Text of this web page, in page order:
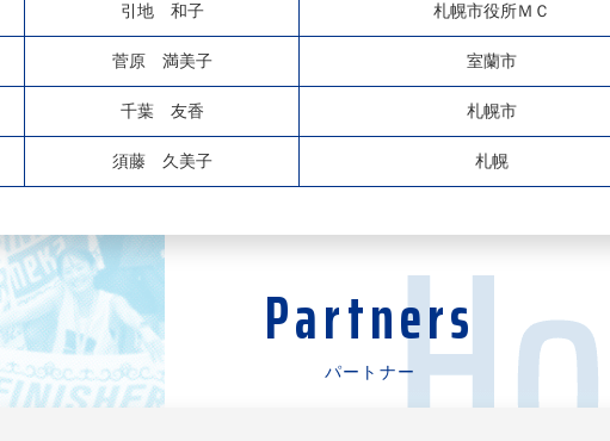
引地 和子 札幌市役所ＭＣ
菅原 満美子 室蘭市
千葉 友香 札幌市
須藤 久美子 札幌
Partners
パートナー